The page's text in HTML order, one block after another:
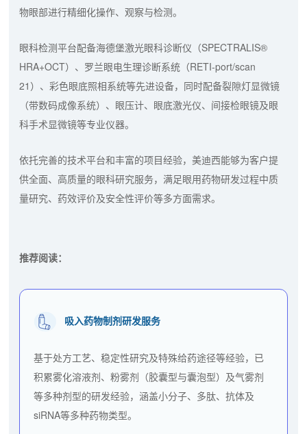
物眼部进行精细化操作、观察与检测。
眼科检测平台配备海德堡激光眼科诊断仪（SPECTRALIS®
HRA+OCT）、罗兰眼电生理诊断系统（RETI-port/scan
21）、彩色眼底照相系统等先进设备，同时配备裂隙灯显微镜
（带数码成像系统）、眼压计、眼底激光仪、间接检眼镜及眼
科手术显微镜等专业仪器。
依托完善的技术平台和丰富的项目经验，美迪西能够为客户提
供全面、高质量的眼科研究服务，满足眼用药物研发过程中质
量研究、药效评价及安全性评价等多方面需求。
推荐阅读：
吸入药物制剂研发服务
基于处方工艺、稳定性研究及特殊给药途径等经验，已
积累雾化溶液剂、粉雾剂（胶囊型与囊泡型）及气雾剂
等多种剂型的研发经验，涵盖小分子、多肽、抗体及
siRNA等多种药物类型。